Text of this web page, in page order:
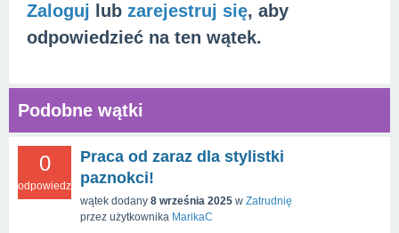
Zaloguj lub zarejestruj się, aby
odpowiedzieć na ten wątek.
Podobne wątki
0
odpowiedzi
Praca od zaraz dla stylistki
paznokci!
wątek dodany 8 września 2025 w Zatrudnię
przez użytkownika MarikaC